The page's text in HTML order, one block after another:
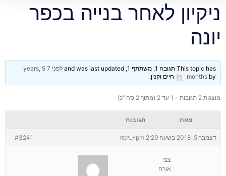
ניקיון לאחר בנייה בכפר
יונה
This topic has תגובה 1, משתתף 1, and was last updated
לפני 7 years, 5
monthsby חיים וקנין.
מוצגות 2 תגובות – 1 עד 2 (מתוך 2 סה״כ)
מאת תגובות
דצמבר 5, 2018 בשעה 2:29 pm #3241 REPLY
צבי
אורח